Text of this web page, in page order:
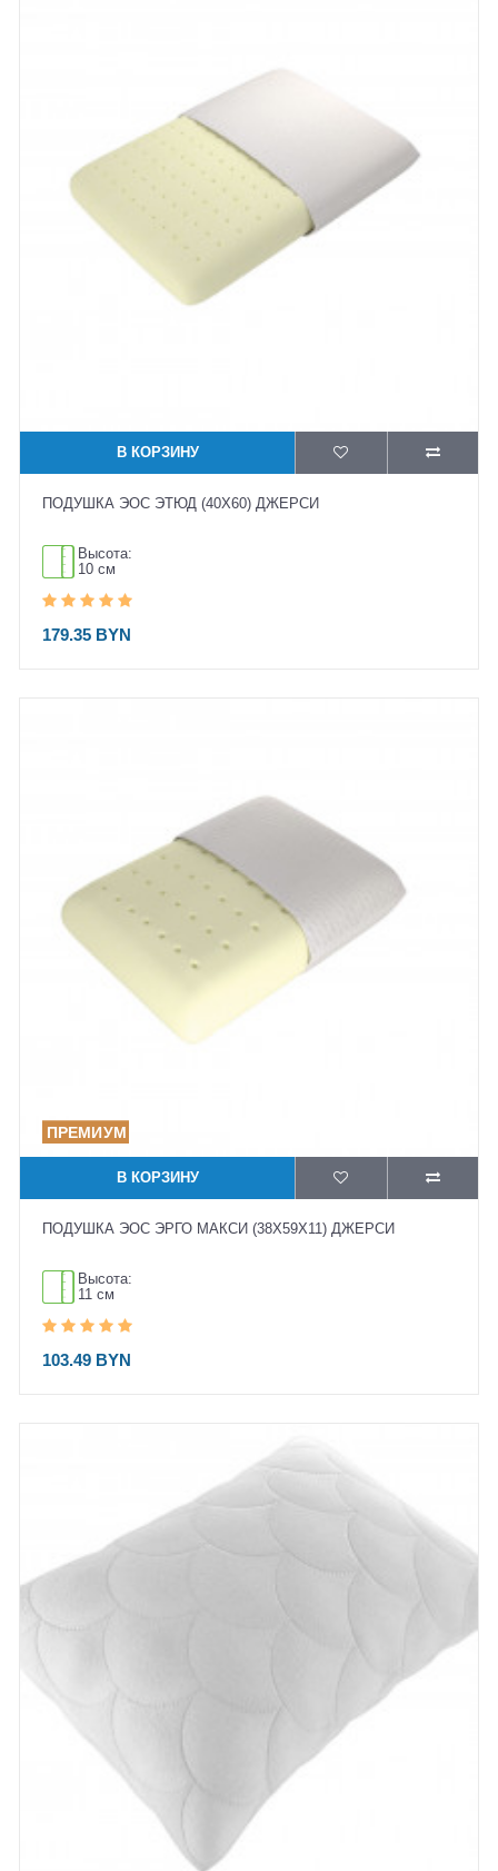
В КОРЗИНУ
ПОДУШКА ЭОС ЭТЮД (40X60) ДЖЕРСИ
Высота:
10 см
179.35 BYN
В КОРЗИНУ
ПОДУШКА ЭОС ЭРГО МАКСИ (38X59X11) ДЖЕРСИ
Высота:
11 см
103.49 BYN